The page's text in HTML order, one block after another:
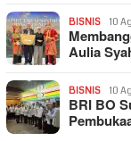
BISNIS 10
Aulia
BISNIS 10
BRI BO